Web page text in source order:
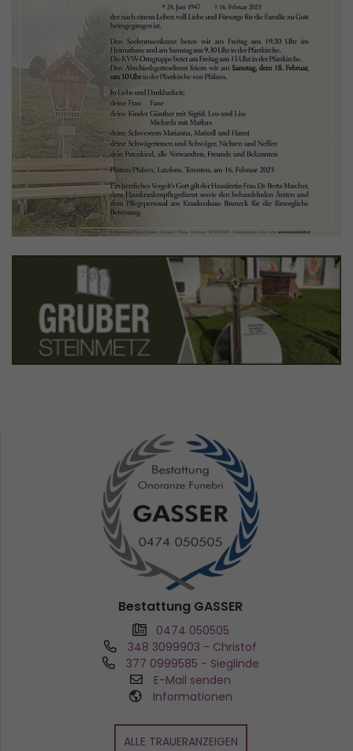
Bestattung GASSER
0474 050505
348 3099903 - Christof
377 0999585 - Sieglinde
E-Mail senden
Informationen
ALLE TRAUERANZEIGEN